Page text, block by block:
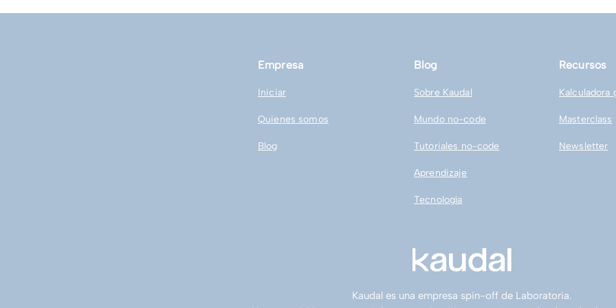
Empresa
Iniciar
Quienes somos
Blog
Blog
Sobre Kaudal
Mundo no-code
Tutoriales no-code
Recursos
Kalculadora
Masterclass
Newsletter
Aprendizaje
Tecnología
Kaudal es una empresa spin-off de Laboratoria.